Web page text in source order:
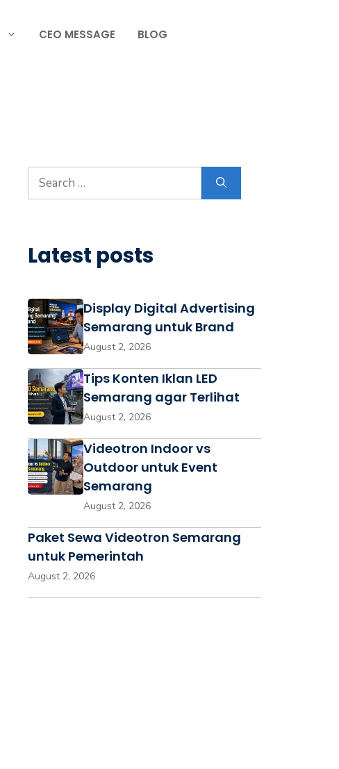
CEO MESSAGE BLOG
Latest posts
Display Digital Advertising
Semarang untuk Brand
August 2, 2026
Tips Konten Iklan LED
Semarang agar Terlihat
August 2, 2026
Videotron Indoor vs
Outdoor untuk Event
Semarang
August 2, 2026
Paket Sewa Videotron Semarang
untuk Pemerintah
August 2, 2026